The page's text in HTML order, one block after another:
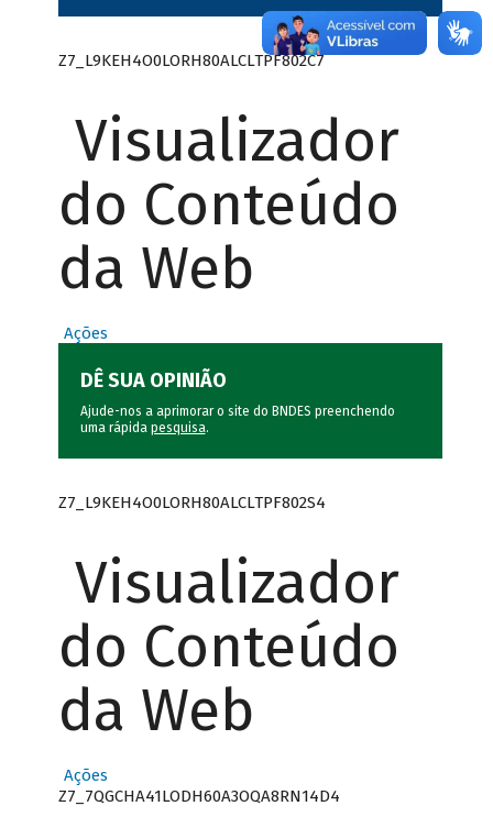
Z7_L9KEH4O0LORH80ALCLTPF802C7
Visualizador
do Conteúdo
da Web
Ações
DÊ SUA OPINIÃO
Ajude-nos a aprimorar o site do BNDES preenchendo
uma rápida pesquisa.
Z7_L9KEH4O0LORH80ALCLTPF802S4
Visualizador
do Conteúdo
da Web
Ações
Z7_7QGCHA41LODH60A3OQA8RN14D4